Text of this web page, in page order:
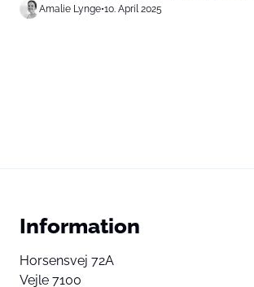
Amalie Lynge•10. April 2025
Information
Horsensvej 72A
Vejle 7100